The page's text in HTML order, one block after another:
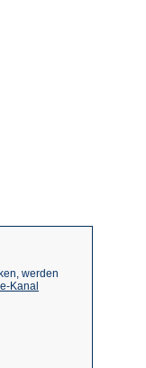
werden
Kanal